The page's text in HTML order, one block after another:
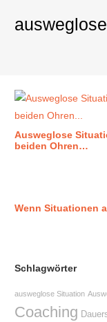
Ausweglose
beiden Ohren…
Wenn Situationen
Schlagwörter
ausweglose Situation
Coaching